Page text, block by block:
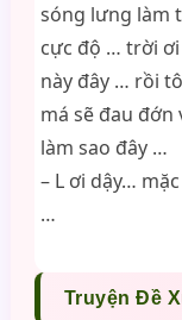
sóng lưng làm
cực độ … trời
này đây … rồi
má sẽ đau
làm sao đây …
– L ơi dậy…
…
Truyện Đề